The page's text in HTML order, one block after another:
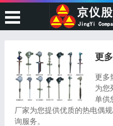
更
更多
为您
单供
厂家为您提供优质的热电偶
询服务。